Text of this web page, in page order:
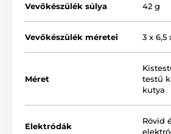
A PatpetB600ugató
aktiválódik. Az ugatást
beépített mikrofon
korrekciót. Mivel ugató hang
Vevőkészülék súlya 42 g
Vevőkészülék méretei 3 x 6,5
Méret
testű
kutya
Elektródák
Rövid